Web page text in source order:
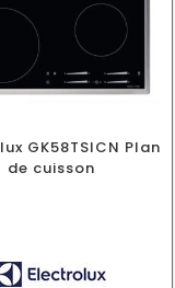
GK58TSICN Plan
de cuisson